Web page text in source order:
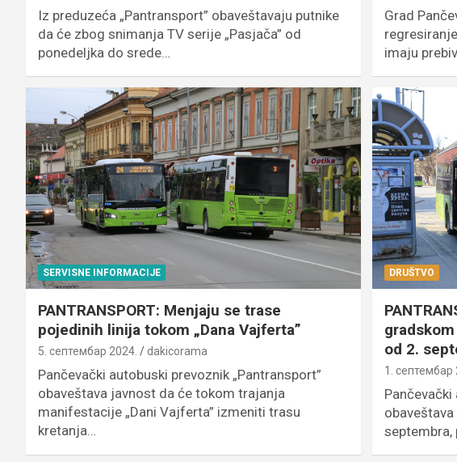
Iz preduzeća „Pantransport” obaveštavaju putnike
da će zbog snimanja TV serije „Pasjača” od
ponedeljka do srede…
Grad
imaju
SERVISNE INFORMACIJE
PANTRANSPORT: Menjaju se trase
pojedinih linija tokom „Dana Vajferta”
5. септембар 2024. dakicorama
Pančevački autobuski prevoznik „Pantransport”
obaveštava javnost da će tokom trajanja
manifestacije „Dani Vajferta” izmeniti trasu
kretanja…
DRUŠTVO
od 2.
1. септембар
Pančevački